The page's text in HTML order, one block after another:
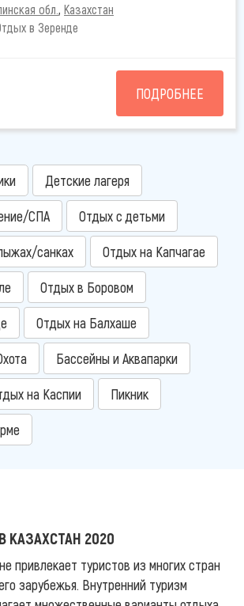
обл. Казахстан
в Зеренде
ПОДРОБНЕЕ
Детские лагеря
СПА Отдых с детьми
санках Отдых на Капчагае
Отдых в Боровом
Отдых на Балхаше
Бассейны и Аквапарки
на Каспии Пикник
КАЗАХСТАН 2020
привлекает туристов из многих стран
зарубежья. Внутренний туризм